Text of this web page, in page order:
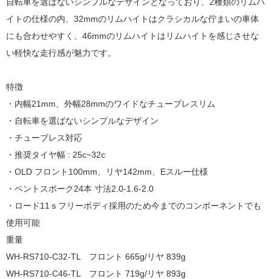
自転車を選ばないシンプルなデザインとなっており、2種類のリムハ
イトの仕様の内、32mmのリムハイトはクラシカルな佇まいの車体
にも合わせやすく、46mmのリムハイトはリムハイトを感じさせな
い軽快な走行感が魅力です。
特徴
・内幅21mm、外幅28mmのワイドなチューブレスリム
・自転車を選ばないシンプルなデザイン
・チューブレス対応
・推奨タイヤ幅 : 25c~32c
・OLD フロント100mm、リヤ142mm、 Eスルー仕様
・ベントスポーク24本 寸法2.0-1.6-2.0
・ロード11ｓフリーボディ採用のため今までのコンポーネントでも
使用可能
重量
WH-RS710-C32-TL フロント 665g/リヤ 839g
WH-RS710-C46-TL フロント 719g/リヤ 893g